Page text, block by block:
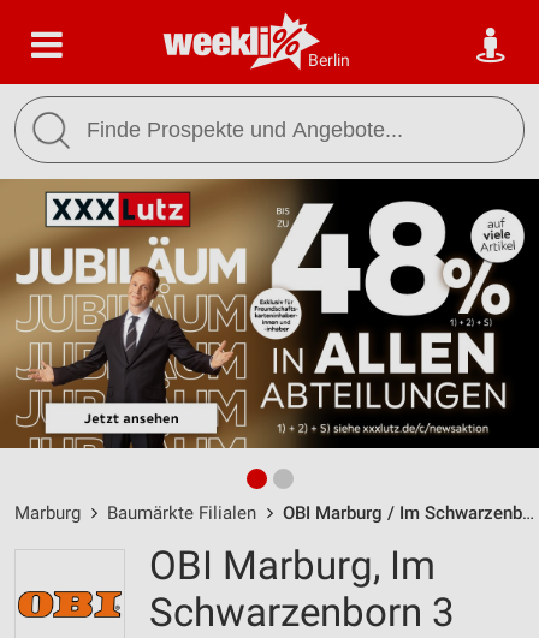
Berlin
Marburg Baumärkte Filialen OBI Marburg / Im Schwarzenborn 3 - Öffnungszeiten & Adresse
OBI Marburg, Im
Schwarzenborn 3